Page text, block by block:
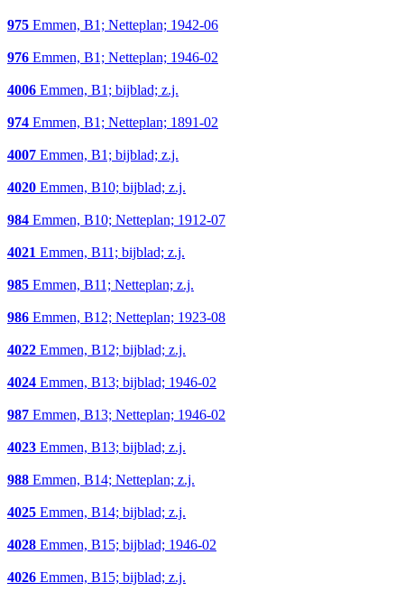
975 Emmen, B1; Netteplan; 1942-06
976 Emmen, B1; Netteplan; 1946-02
4006 Emmen, B1; bijblad; z.j.
974 Emmen, B1; Netteplan; 1891-02
4007 Emmen, B1; bijblad; z.j.
4020 Emmen, B10; bijblad; z.j.
984 Emmen, B10; Netteplan; 1912-07
4021 Emmen, B11; bijblad; z.j.
985 Emmen, B11; Netteplan; z.j.
986 Emmen, B12; Netteplan; 1923-08
4022 Emmen, B12; bijblad; z.j.
4024 Emmen, B13; bijblad; 1946-02
987 Emmen, B13; Netteplan; 1946-02
4023 Emmen, B13; bijblad; z.j.
988 Emmen, B14; Netteplan; z.j.
4025 Emmen, B14; bijblad; z.j.
4028 Emmen, B15; bijblad; 1946-02
4026 Emmen, B15; bijblad; z.j.